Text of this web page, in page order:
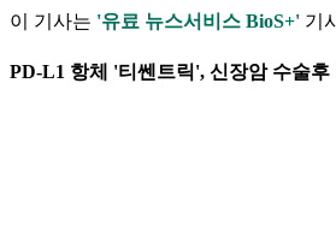
이 기사는 '유료 뉴스서비스 BioS+' 기
PD-L1 항체 '티쎈트릭', 신장암 수술후